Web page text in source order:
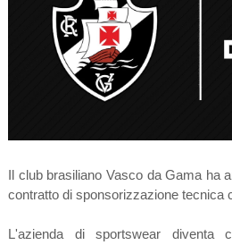
Il club brasiliano Vasco da Gama ha
contratto di sponsorizzazione tecnica
L'azienda di sportswear diventa